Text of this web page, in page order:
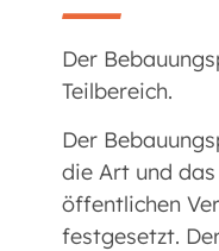
Der
Teilbereich.
Der
die Art und
öffentlichen
festgesetzt.